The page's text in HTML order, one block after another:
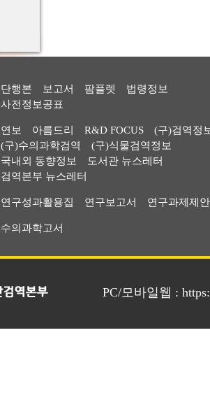
단행본 보고서 팜플렛
법령정보
사전정보공표
연보 아름드리 R&D FOCUS
(구)검역정
(구)수의과학검역
(구)식물검역정보
국내외 동향정보
도서관 뉴스레터
검역본부 뉴스레터
연구성과활용집 연구보고서 연구과제제
수의과학고서
PC/모바일웹 :